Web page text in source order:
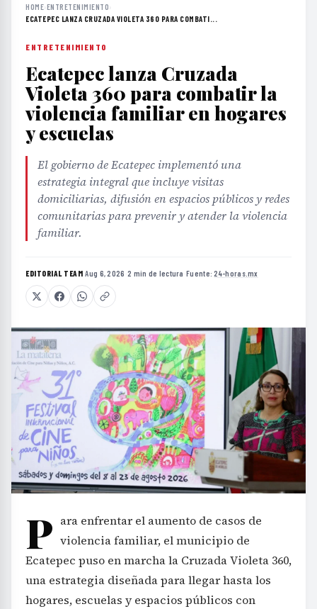
HOME›ENTRETENIMIENTO›
ECATEPEC LANZA CRUZADA VIOLETA 360 PARA COMBATI...
ENTRETENIMIENTO
Ecatepec lanza Cruzada
Violeta 360 para combatir la
violencia familiar en hogares
y escuelas
El gobierno de Ecatepec implementó una
estrategia integral que incluye visitas
domiciliarias, difusión en espacios públicos y redes
comunitarias para prevenir y atender la violencia
familiar.
EDITORIAL TEAM·Aug 6, 2026 ·2 min de lectura ·Fuente:24-horas.mx
P ara enfrentar el aumento de casos de
violencia familiar, el municipio de
Ecatepec puso en marcha la Cruzada Violeta 360,
una estrategia diseñada para llegar hasta los
hogares, escuelas y espacios públicos con